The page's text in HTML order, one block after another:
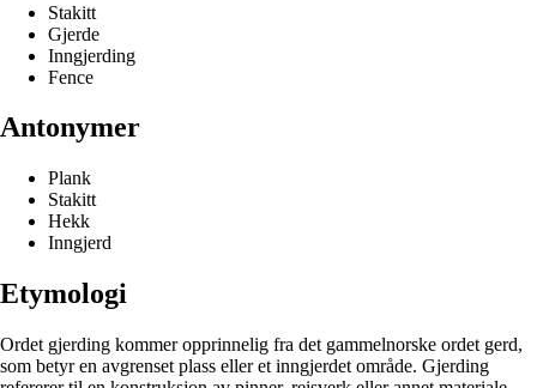
Stakitt
Gjerde
Inngjerding
Fence
Antonymer
Plank
Stakitt
Hekk
Inngjerd
Etymologi
Ordet gjerding kommer opprinnelig fra det gammelnorske ordet gerd,
som betyr en avgrenset plass eller et inngjerdet område. Gjerding